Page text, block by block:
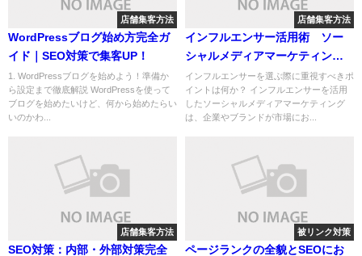
店舗集客方法
WordPressブログ始め方完全ガ
イド｜SEO対策で集客UP！
1. WordPressブログを始めよう！準備か
ら設定まで徹底解説 WordPressを使って
ブログを始めたいけど、何から始めたらい
いのかわ...
店舗集客方法
インフルエンサー活用術 ソー
シャルメディアマーケティング
での集客とブランディング戦略
インフルエンサーを選ぶ際に重視すべきポ
イントは何か？ インフルエンサーを活用
したソーシャルメディアマーケティング
は、企業やブランドが市場にお...
店舗集客方法
SEO対策：内部・外部対策完全
被リンク対策
ページランクの全貌とSEOにお